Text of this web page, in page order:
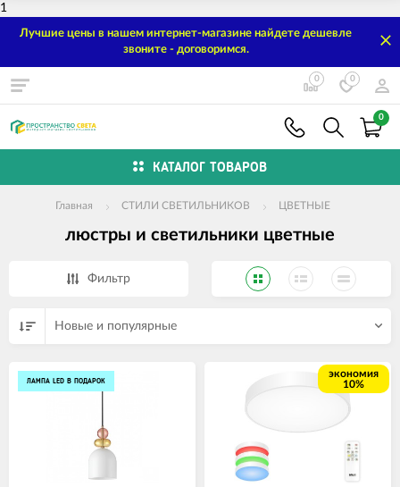
1
Лучшие цены в нашем интернет-магазине найдете дешевле
звоните - договоримся.
0 0
0
КАТАЛОГ ТОВАРОВ
Главная СТИЛИ СВЕТИЛЬНИКОВ ЦВЕТНЫЕ
люстры и светильники цветные
Фильтр
Новые и популярные
ЛАМПА LED В ПОДАРОК
экономия
10%